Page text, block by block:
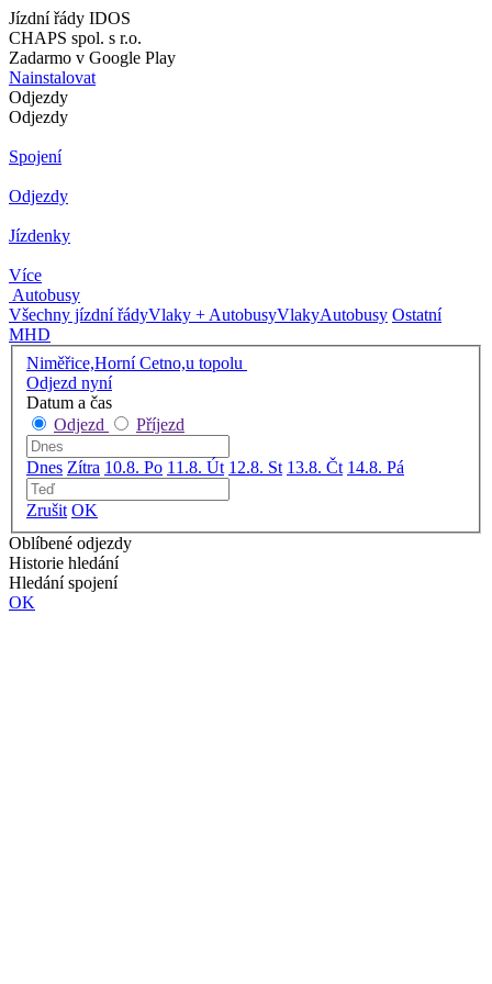
Jízdní řády IDOS
CHAPS spol. s r.o.
Zadarmo v Google Play
Nainstalovat
Odjezdy
Odjezdy
Spojení
Odjezdy
Jízdenky
Více
Autobusy
Všechny jízdní řádyVlaky + AutobusyVlakyAutobusy Ostatní
MHD
Niměřice,Horní Cetno,u topolu
Odjezd nyní
Datum a čas
Odjezd
Příjezd
Dnes Zítra 10.8. Po 11.8. Út 12.8. St 13.8. Čt 14.8. Pá
Zrušit OK
Oblíbené odjezdy
Historie hledání
Hledání spojení
OK